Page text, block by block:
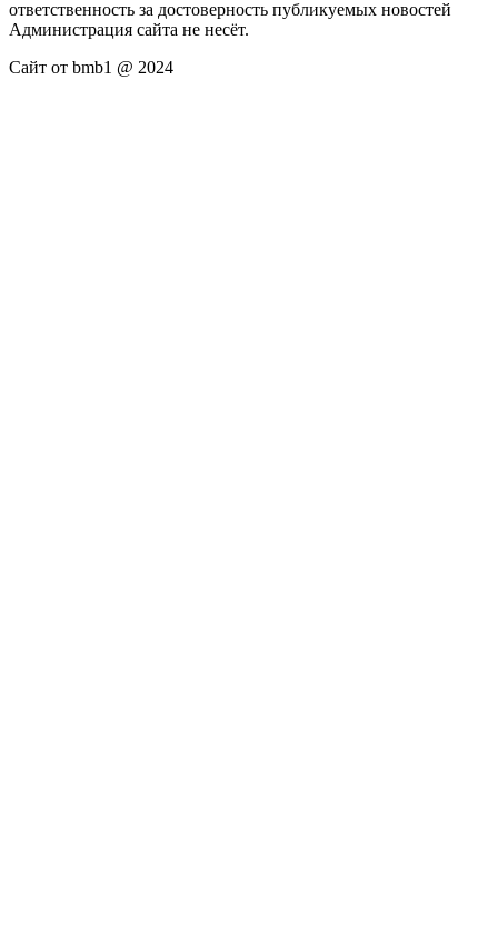
ответственность за достоверность публикуемых новостей
Администрация сайта не несёт.
Сайт от bmb1 @ 2024